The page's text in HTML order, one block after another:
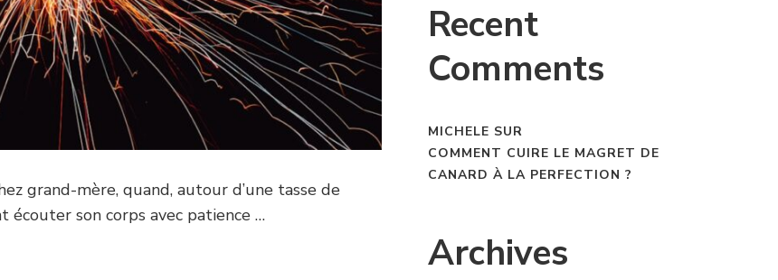
grand-mère, quand, autour d’une tasse de
écouter son corps avec patience …
Recent
Comments
MICHELE SUR
COMMENT CUIRE LE MAGRET DE
CANARD À LA PERFECTION ?
Archives